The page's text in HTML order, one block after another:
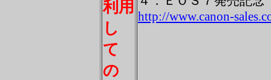
利用
し
て
の
http://www.canon-